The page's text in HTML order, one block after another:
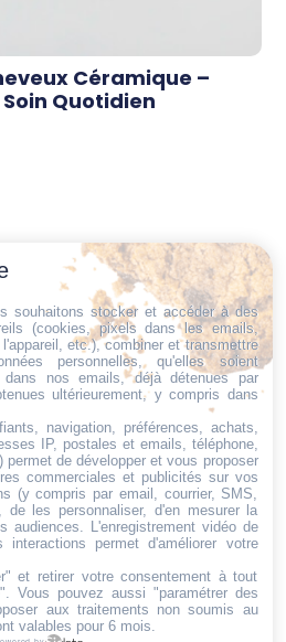
Céramique –
Quotidien
Trouvez ce qu'il vous faut,
au bon endroit
souhaitons stocker et accéder à des
(cookies, pixels dans les emails,
etc.), combiner et transmettre
personnelles, qu'elles soient
nos emails, déjà détenues par
ultérieurement, y compris dans
navigation, préférences, achats,
IP, postales et emails, téléphone,
de développer et vous proposer
commerciales et publicités sur vos
(y compris par email, courrier, SMS,
de les personnaliser, d'en mesurer la
audiences. L'enregistrement vidéo de
permet d'améliorer votre
et retirer votre consentement à tout
. Vous pouvez aussi "paramétrer des
aux traitements non soumis au
valables pour 6 mois.